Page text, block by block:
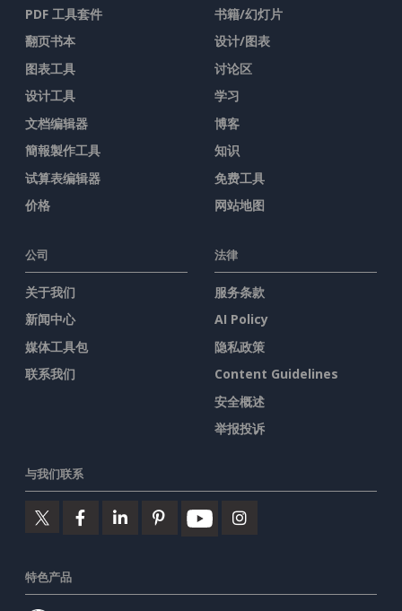
PDF 工具套件
翻页书本
图表工具
设计工具
文档编辑器
簡報製作工具
试算表编辑器
价格
书籍/幻灯片
设计/图表
讨论区
学习
博客
知识
免费工具
网站地图
公司
关于我们
新闻中心
媒体工具包
联系我们
法律
服务条款
AI Policy
隐私政策
Content Guidelines
安全概述
举报投诉
与我们联系
特色产品